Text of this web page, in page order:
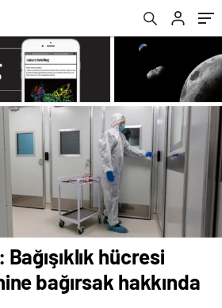
hücresi
bağırsak hakkında